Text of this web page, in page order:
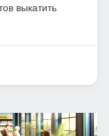
выкатить